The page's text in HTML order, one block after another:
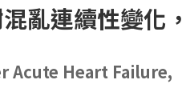
亂連續性變化，
Acute Heart Failure,